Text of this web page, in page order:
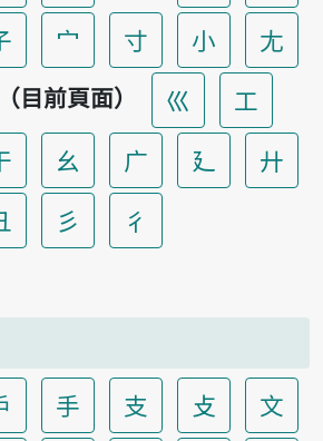
宀 寸 小
尢
目前頁面） 巛
工
幺 广 廴
廾
彡 彳
手 支 攴
文